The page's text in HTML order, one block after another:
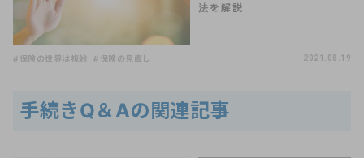
法を解説
#保険の世界は複雑 #保険の見直し 2021.08.19
手続きQ＆Aの関連記事